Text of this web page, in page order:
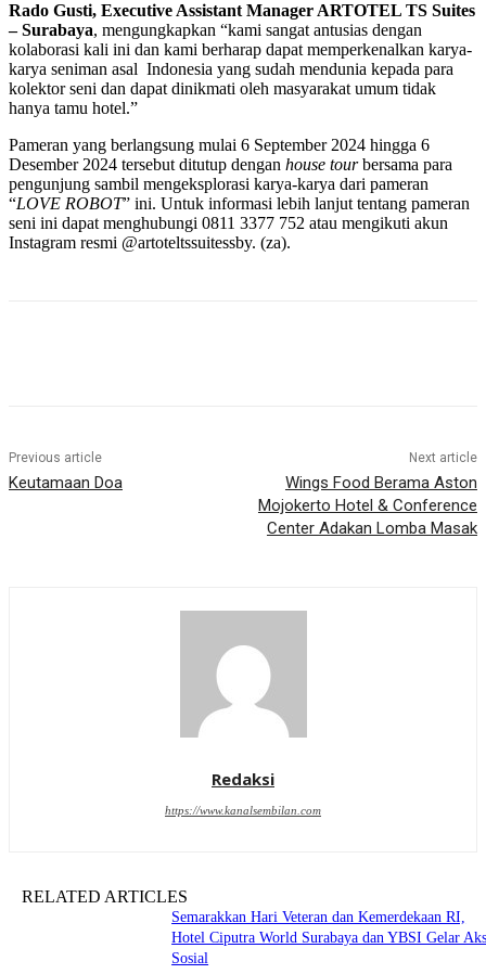
Rado Gusti, Executive Assistant Manager ARTOTEL TS Suites
– Surabaya, mengungkapkan “kami sangat antusias dengan
kolaborasi kali ini dan kami berharap dapat memperkenalkan karya-
karya seniman asal Indonesia yang sudah mendunia kepada para
kolektor seni dan dapat dinikmati oleh masyarakat umum tidak
hanya tamu hotel.”
Pameran yang berlangsung mulai 6 September 2024 hingga 6
Desember 2024 tersebut ditutup dengan house tourbersama para
pengunjung sambil mengeksplorasi karya-karya dari pameran
“LOVE ROBOT” ini. Untuk informasi lebih lanjut tentang pameran
seni ini dapat menghubungi 0811 3377 752 atau mengikuti akun
Instagram resmi @artoteltssuitessby. (za).
Previous article
Keutamaan Doa
Next article
Wings Food Berama Aston
Mojokerto Hotel & Conference
Center Adakan Lomba Masak
Redaksi
https://www.kanalsembilan.com
RELATED ARTICLES
Semarakkan Hari Veteran dan Kemerdekaan RI,
Hotel Ciputra World Surabaya dan YBSI Gelar
Sosial